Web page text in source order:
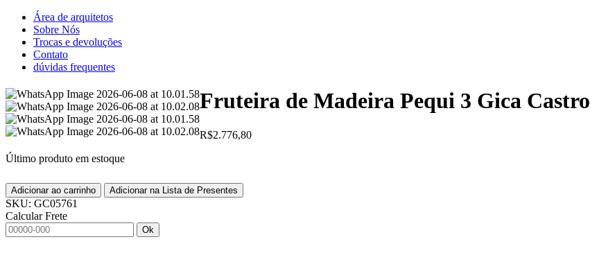
Área de arquitetos
Sobre Nós
Trocas e devoluções
Contato
dúvidas frequentes
Fruteira de Madeira Pequi 3 Gica Castro
R$2.776,80
Último produto em estoque
Adicionar ao carrinho Adicionar na Lista de Presentes
SKU: GC05761
Calcular Frete
Ok